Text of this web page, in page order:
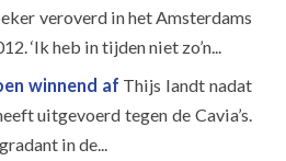
veroverd in het Amsterdams
‘Ik heb in tijden niet zo’n...
winnend af Thijs landt nadat
uitgevoerd tegen de Cavia’s.
in de...